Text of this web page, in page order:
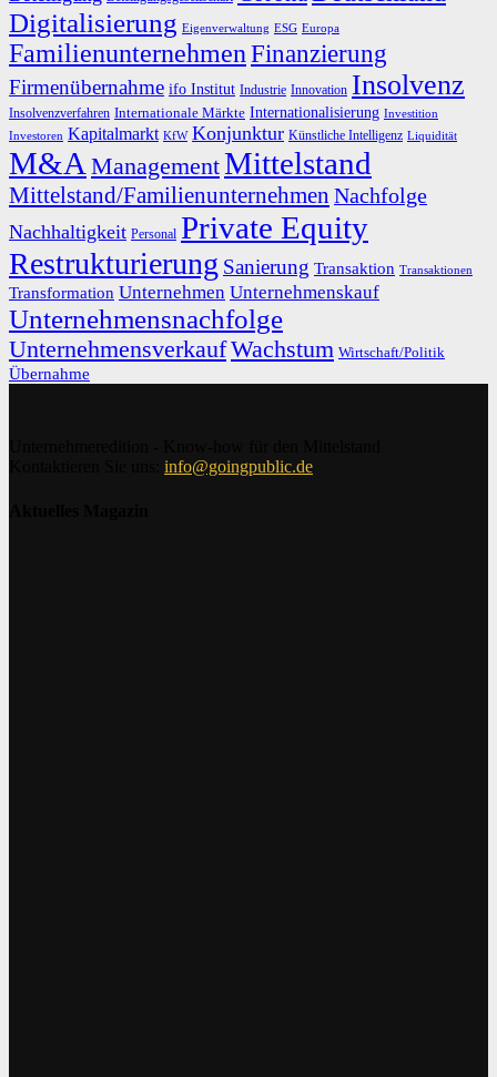
Digitalisierung Eigenverwaltung ESG Europa
FamilienunternehmenFinanzierung
Firmenübernahme ifo Institut Industrie Innovation Insolvenz
Insolvenzverfahren Internationale Märkte Internationalisierung Investition
Investoren Kapitalmarkt KfW Konjunktur Künstliche Intelligenz Liquidität
M&A ManagementMittelstand
Mittelstand/Familienunternehmen Nachfolge
Nachhaltigkeit Personal Private Equity
Restrukturierung Sanierung Transaktion Transaktionen
Transformation Unternehmen Unternehmenskauf
Unternehmensnachfolge
UnternehmensverkaufWachstum Wirtschaft/Politik
Übernahme
info@goingpublic.de